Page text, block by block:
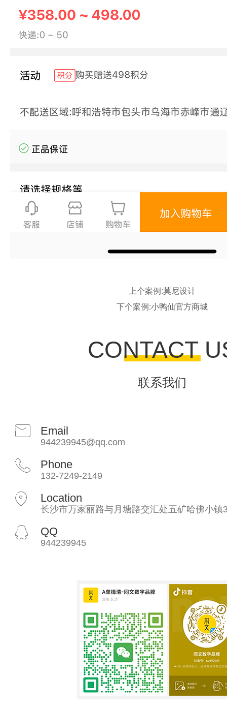
上个案例:莫尼设计
下个案例:小鸭仙官方商城
CONTACT
联系我们
Email
944239945@qq.com
Phone
132-7249-2149
Location
长沙市万家丽路与月塘路交汇处五矿哈佛小镇
QQ
944239945